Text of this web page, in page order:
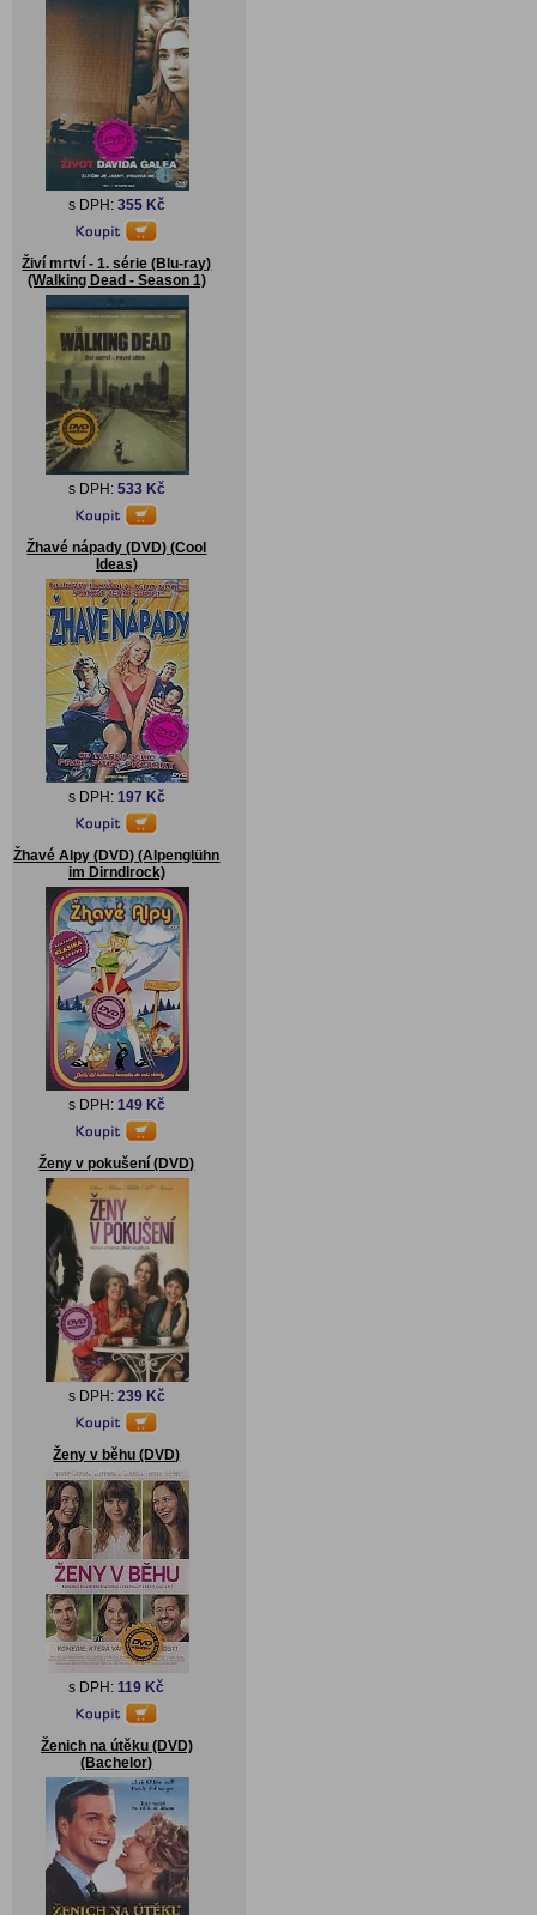
s DPH: 355 Kč
Živí mrtví - 1. série (Blu-ray)
(Walking Dead - Season 1)
s DPH: 533 Kč
Žhavé nápady (DVD) (Cool
Ideas)
s DPH: 197 Kč
Žhavé Alpy (DVD) (Alpenglühn
im Dirndlrock)
s DPH: 149 Kč
Ženy v pokušení (DVD)
s DPH: 239 Kč
Ženy v běhu (DVD)
s DPH:119 Kč
Ženich na útěku (DVD)
(Bachelor)